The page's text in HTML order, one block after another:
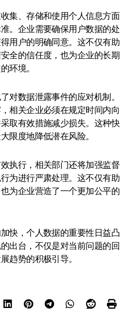
集、存储和使用个人信息方面
。企业需要确保用户数据的处
用户的明确同意。这不仅有助
全的信任度，也为企业的长期
环境。
对数据泄露事件的应对机制。
相关企业必须在规定时间内向
取有效措施减少损失。这种快
限度地降低潜在风险。
执行，相关部门还将加强监督
为进行严肃处理。这不仅有助
为企业营造了一个更加公平的
快，个人数据的重要性日益凸
出台，不仅是对当前问题的回
趋势的积极引导。